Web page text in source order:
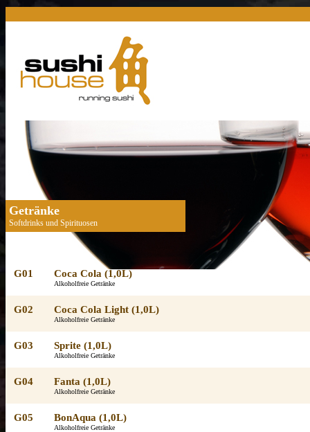
Getränke
Softdrinks und Spirituosen
G01 Coca Cola (1,0L)
Alkoholfreie Getränke
G02 Coca Cola Light (1,0L)
Alkoholfreie Getränke
G03 Sprite (1,0L)
Alkoholfreie Getränke
G04 Fanta (1,0L)
Alkoholfreie Getränke
G05 BonAqua (1,0L)
Alkoholfreie Getränke